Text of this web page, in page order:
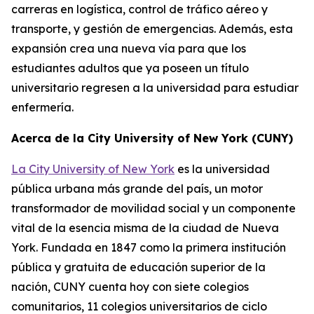
carreras en logística, control de tráfico aéreo y
transporte, y gestión de emergencias. Además, esta
expansión crea una nueva vía para que los
estudiantes adultos que ya poseen un título
universitario regresen a la universidad para estudiar
enfermería.
Acerca de la City University of New York (CUNY)
La City University of New York es la universidad
pública urbana más grande del país, un motor
transformador de movilidad social y un componente
vital de la esencia misma de la ciudad de Nueva
York. Fundada en 1847 como la primera institución
pública y gratuita de educación superior de la
nación, CUNY cuenta hoy con siete colegios
comunitarios, 11 colegios universitarios de ciclo